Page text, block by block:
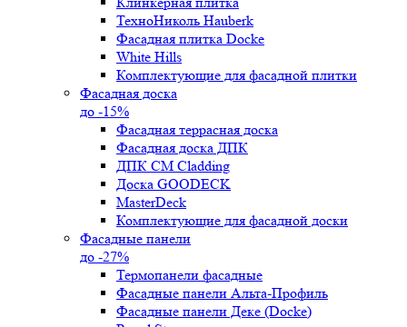
ТехноНиколь Hauberk
Фасадная плитка Docke
White Hills
Комплектующие для фасадной плитки
Фасадная доска
до -15%
Фасадная террасная доска
Фасадная доска ДПК
ДПК CM Cladding
Доска GOODECK
MasterDeck
Комплектующие для фасадной доски
Фасадные панели
до -27%
Термопанели фасадные
Фасадные панели Альта-Профиль
Фасадные панели Деке (Docke)